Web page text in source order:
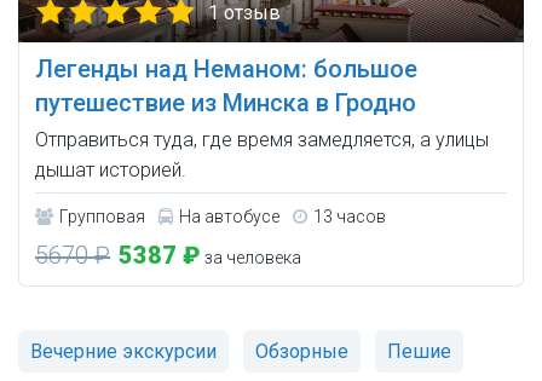
1 отзыв
Легенды над Неманом: большое
путешествие из Минска в Гродно
Отправиться туда, где время замедляется, а улицы
дышат историей.
Групповая На автобусе 13 часов
5670 ₽ 5387 ₽ за человека
Вечерние экскурсии Обзорные Пешие